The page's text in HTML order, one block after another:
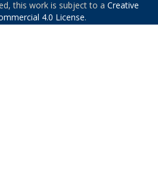
this work is subject to a Creative
4.0 License.